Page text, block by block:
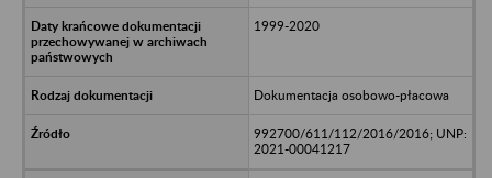
1999-2020
Dokumentacja osobowo-płacowa
992700/611/112/2016/2016; UNP:
2021-00041217